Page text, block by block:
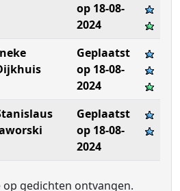
op 18-08-
2024
Geplaatst
op 18-08-
2024
Geplaatst
op 18-08-
2024
op gedichten ontvangen.